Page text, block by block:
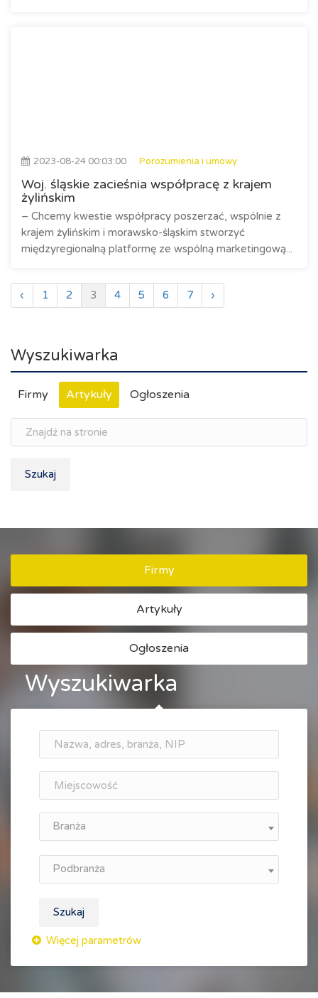
2023-08-24 00:03:00 Porozumienia i umowy
Woj. śląskie zacieśnia współpracę z krajem
żylińskim
– Chcemy kwestie współpracy poszerzać, wspólnie z
krajem żylińskim i morawsko-śląskim stworzyć
międzyregionalną platformę ze wspólną marketingową...
‹ 1 2 3 4 5 6 7 ›
Wyszukiwarka
Firmy Artykuły Ogłoszenia
Szukaj
Firmy
Artykuły
Ogłoszenia
Wyszukiwarka
Branża
Podbranża
Szukaj